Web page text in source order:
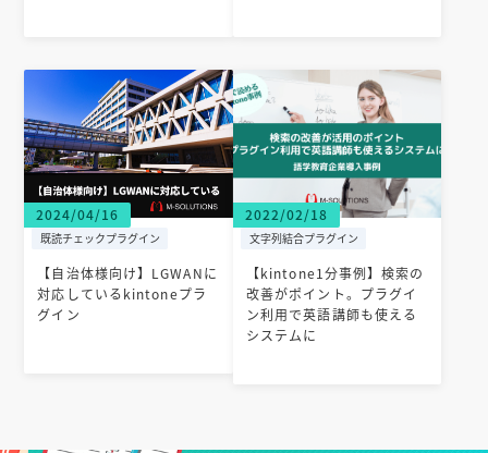
2024/04/16
既読チェックプラグイン
【自治体様向け】LGWANに
対応しているkintoneプラ
グイン
2022/02/18
文字列結合プラグイン
【kintone1分事例】検索の
改善がポイント。プラグイ
ン利用で英語講師も使える
システムに